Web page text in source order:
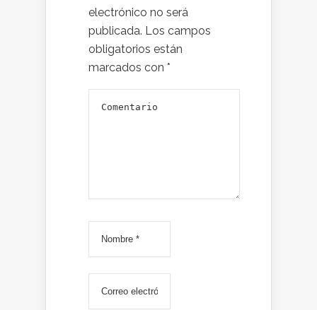
electrónico no será
publicada. Los campos
obligatorios están
marcados con *